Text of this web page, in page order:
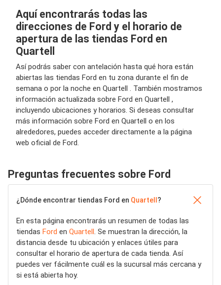
Aquí encontrarás todas las
direcciones de Ford y el horario de
apertura de las tiendas Ford en
Quartell
Así podrás saber con antelación hasta qué hora están
abiertas las tiendas Ford en tu zona durante el fin de
semana o por la noche en Quartell . También mostramos
información actualizada sobre Ford en Quartell ,
incluyendo ubicaciones y horarios. Si deseas consultar
más información sobre Ford en Quartell o en los
alrededores, puedes acceder directamente a la página
web oficial de Ford.
Preguntas frecuentes sobre Ford
¿Dónde encontrar tiendas Ford en Quartell ?
En esta página encontrarás un resumen de todas las
tiendas Ford en Quartell. Se muestran la dirección, la
distancia desde tu ubicación y enlaces útiles para
consultar el horario de apertura de cada tienda. Así
puedes ver fácilmente cuál es la sucursal más cercana y
si está abierta hoy.